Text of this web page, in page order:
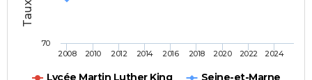
Lycée Martin Luther King
Seine-et-Marne
2008 2010 2012 2014 2016 2018 2020 2022 2024
70